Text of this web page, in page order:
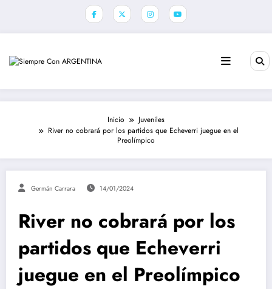
Inicio
Juveniles
River no cobrará por los partidos que Echeverri juegue en el
Preolímpico
Germán Carrara 14/01/2024
River no cobrará por los
partidos que Echeverri
juegue en el Preolímpico